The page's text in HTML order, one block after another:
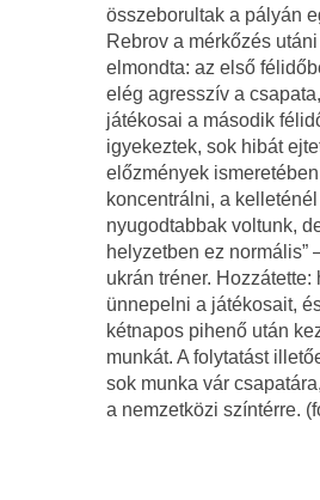
összeborultak a pályán
Rebrov a mérkőzés
elmondta: az első
elég agresszív a
játékosai a második
igyekeztek, sok hibát
előzmények
koncentrálni, a kelleténél
nyugodtabbak voltunk,
helyzetben ez normális”
ukrán tréner. Hozzátette:
ünnepelni a játékosait,
kétnapos pihenő után
munkát. A folytatást
sok munka vár
a nemzetközi színtérre.